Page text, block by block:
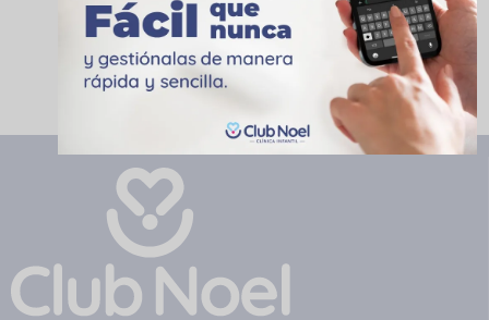
Comparte esta pubicación